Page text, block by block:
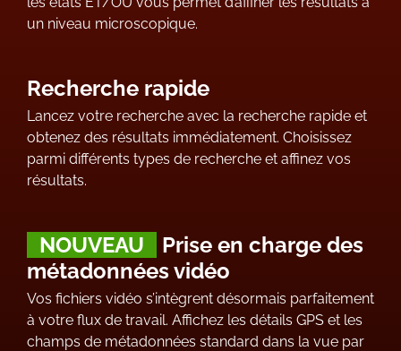
un niveau microscopique.
Recherche rapide
Lancez votre recherche avec la recherche rapide et
obtenez des résultats immédiatement. Choisissez
parmi différents types de recherche et affinez vos
résultats.
NOUVEAU
Prise en charge des
métadonnées vidéo
Vos fichiers vidéo s’intègrent désormais parfaitement
à votre flux de travail. Affichez les détails GPS et les
champs de métadonnées standard dans la vue par